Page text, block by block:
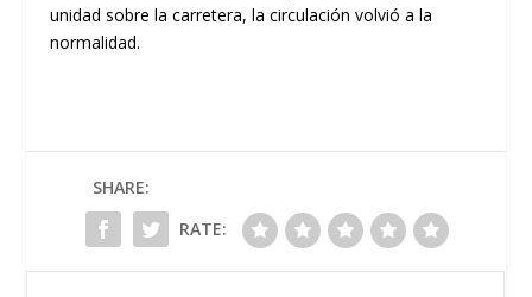
unidad sobre la carretera, la circulación volvió a la
normalidad.
SHARE:
RATE: